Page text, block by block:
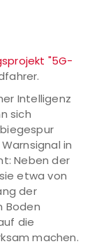
"5G-
Intelligenz
sich
in
Neben der
etwa von
der
Boden
die
machen.